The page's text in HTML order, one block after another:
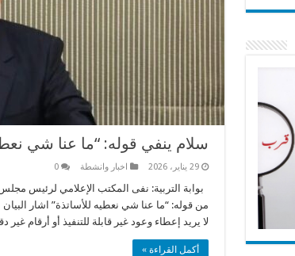
سلام ينفي قوله: “ما عنا شي
29 يناير، 2026 اخبار وانشطة 0
بوابة التربية: نفى المكتب الإعلامي لرئيس
من قوله: “ما عنا شي نعطيه للأساتذة” اشار
لا يريد إعطاء وعود غير قابلة للتنفيذ أو أرقام غير
أكمل القراءة »